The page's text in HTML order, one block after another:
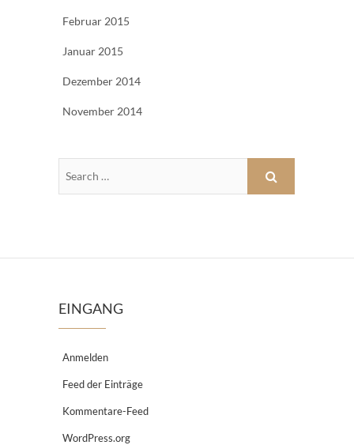
Februar 2015
Januar 2015
Dezember 2014
November 2014
EINGANG
Anmelden
Feed der Einträge
Kommentare-Feed
WordPress.org